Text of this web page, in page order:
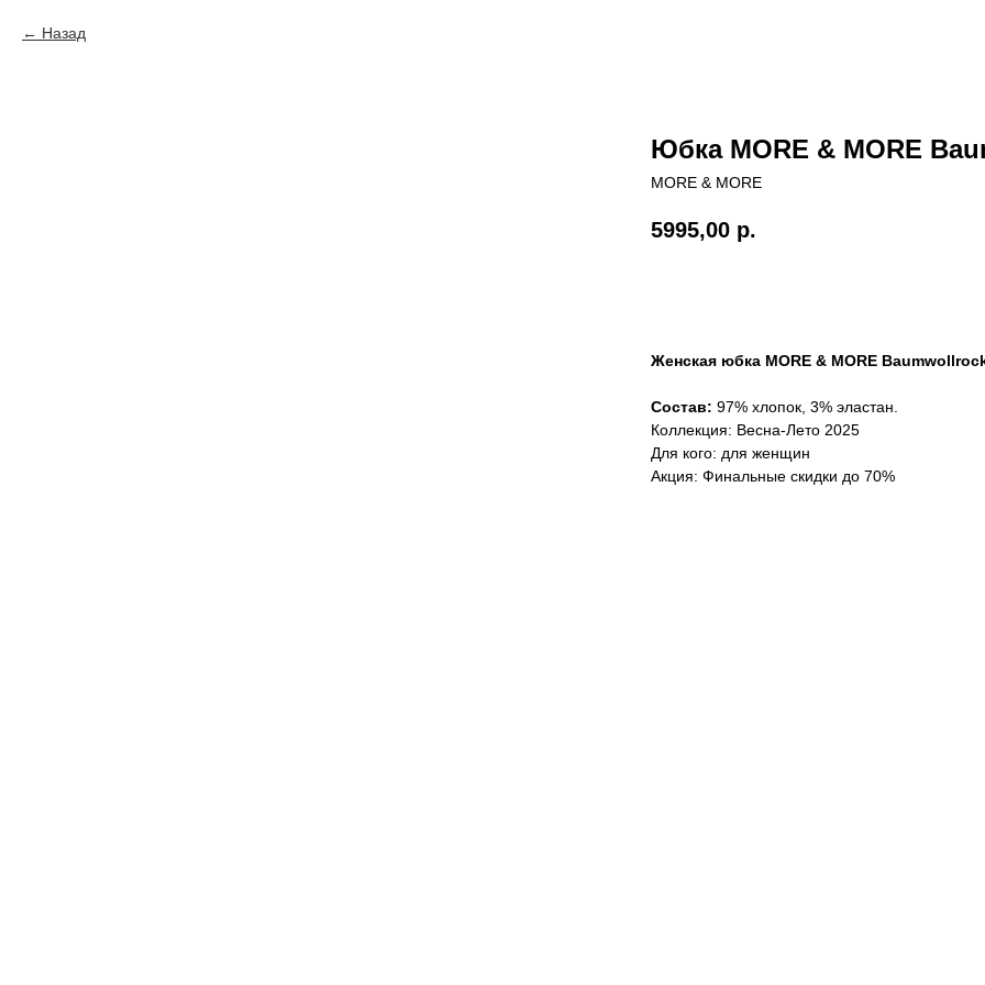
Назад
Юбка MORE & MORE
MORE & MORE
5995,00 р.
Женская юбка MORE & MORE
Состав: 97% хлопок, 3% эластан.
Коллекция: Весна-Лето 2025
Для кого: для женщин
Акция: Финальные скидки до 70%